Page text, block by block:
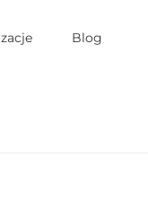
Blog